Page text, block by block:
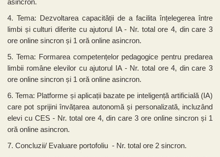
asincron.
4. Tema: Dezvoltarea capacității de a facilita înțelegerea între
limbi și culturi diferite cu ajutorul IA - Nr. total ore 4, din care 3
ore online sincron și 1 oră online asincron.
5. Tema: Formarea competențelor pedagogice pentru predarea
limbii române elevilor cu ajutorul IA - Nr. total ore 4, din care 3
ore online sincron și 1 oră online asincron.
6. Tema: Platforme și aplicații bazate pe inteligență artificială (IA)
care pot sprijini învățarea autonomă și personalizată, incluzând
elevi cu CES - Nr. total ore 4, din care 3 ore online sincron și 1
oră online asincron.
7. Concluzii/ Evaluare portofoliu - Nr. total ore 2 sincron.